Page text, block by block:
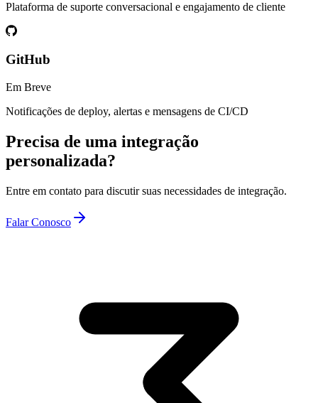
Plataforma de suporte conversacional e engajamento de cliente
GitHub
Em Breve
Notificações de deploy, alertas e mensagens de CI/CD
Precisa de uma integração
personalizada?
Entre em contato para discutir suas necessidades de integração.
Falar Conosco